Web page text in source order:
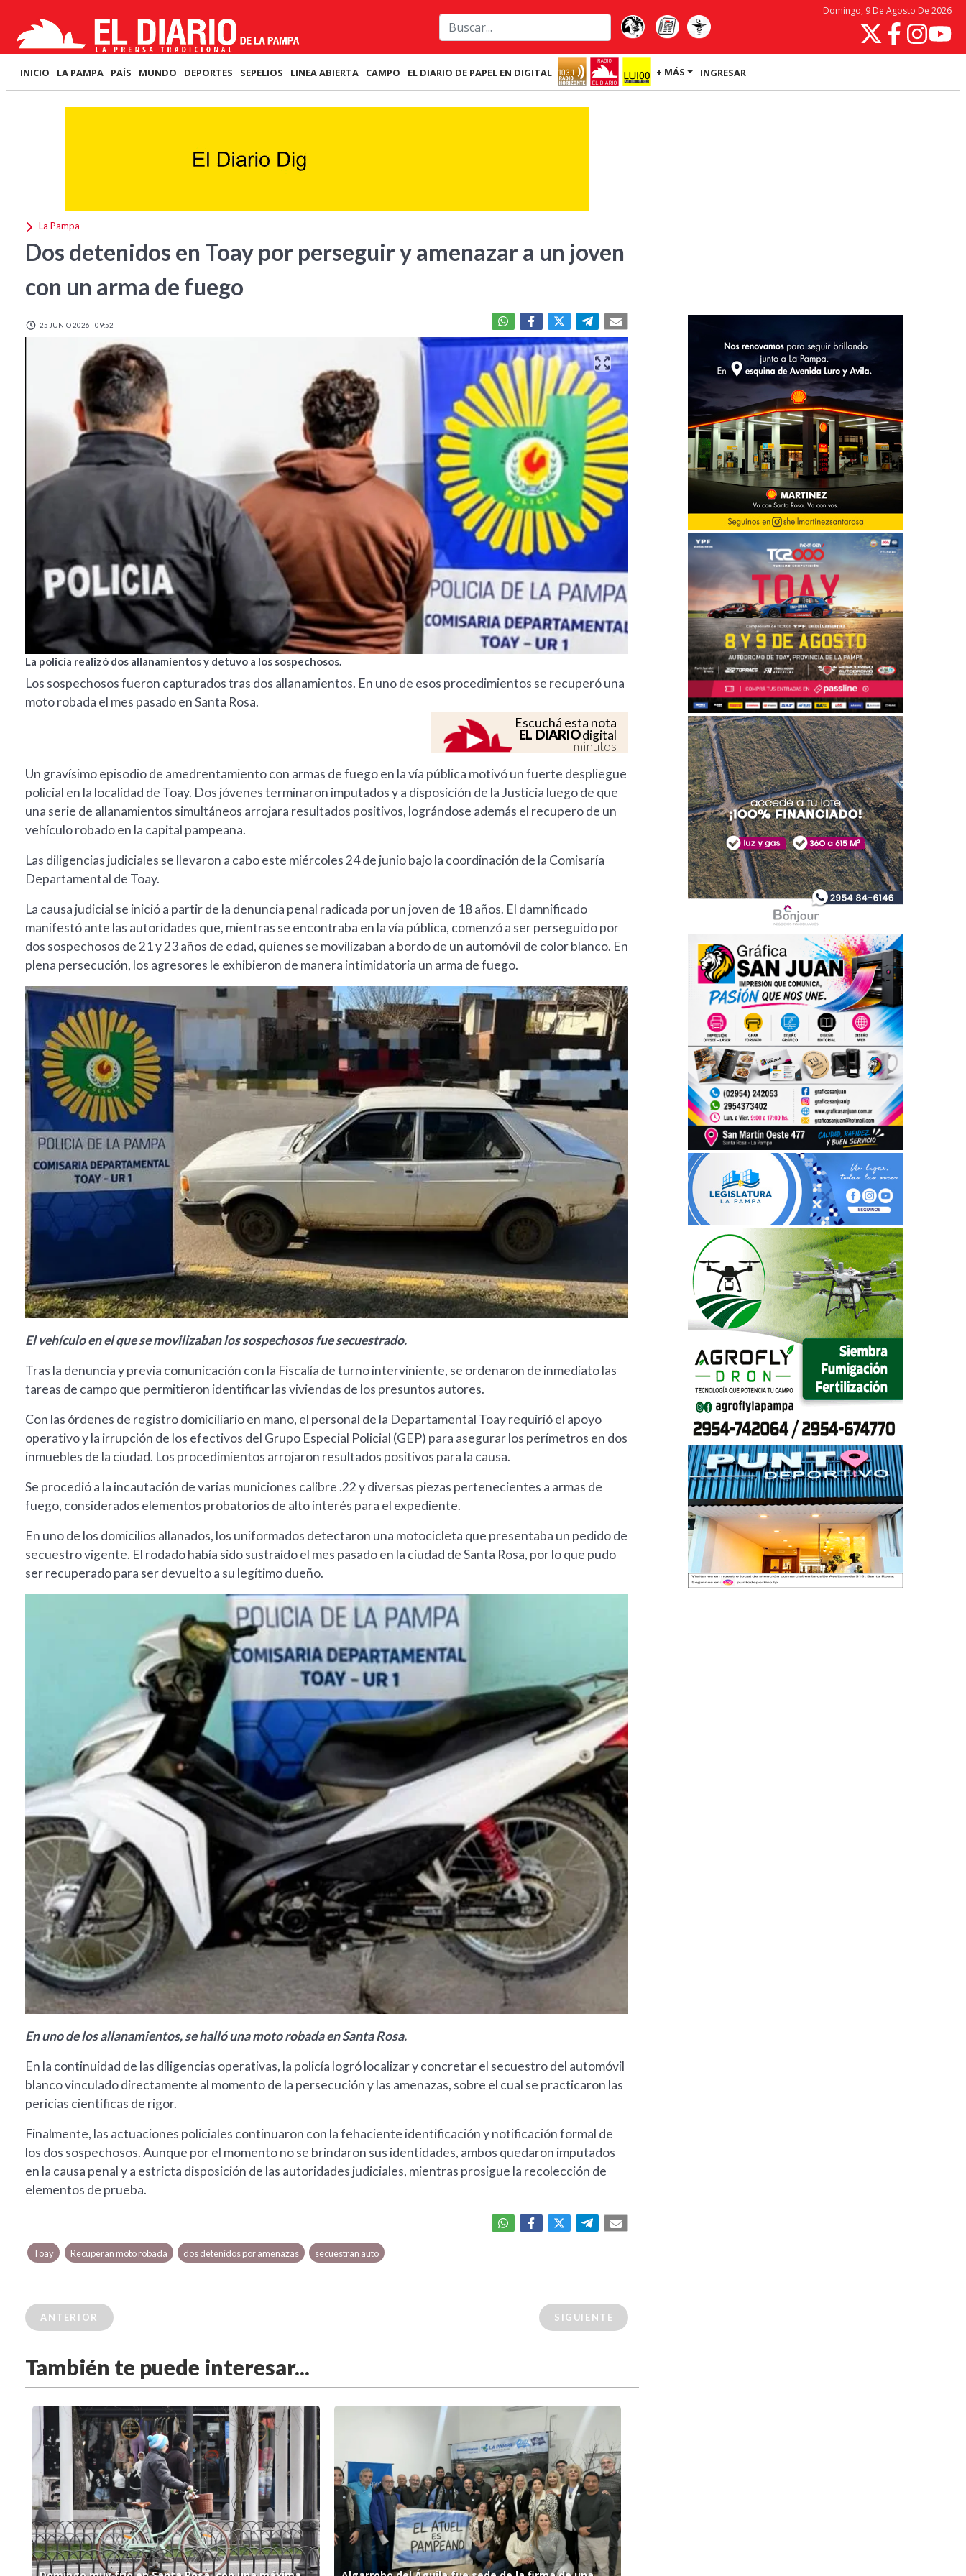
Domingo, 9 De Agosto De 2026
INICIO LA PAMPA PAÍS MUNDO DEPORTES SEPELIOS LINEA ABIERTA CAMPO EL DIARIO DE PAPEL EN DIGITAL + MÁS INGRESAR
La Pampa
Dos detenidos en Toay por perseguir y amenazar a un joven
con un arma de fuego
25 JUNIO 2026 - 09:52
La policía realizó dos allanamientos y detuvo a los sospechosos.
Los sospechosos fueron capturados tras dos allanamientos. En uno de esos procedimientos se recuperó una
moto robada el mes pasado en Santa Rosa.
Escuchá esta nota
EL DIARIOdigital
minutos
Un gravísimo episodio de amedrentamiento con armas de fuego en la vía pública motivó un fuerte despliegue
policial en la localidad de Toay. Dos jóvenes terminaron imputados y a disposición de la Justicia luego de que
una serie de allanamientos simultáneos arrojara resultados positivos, lográndose además el recupero de un
vehículo robado en la capital pampeana.
Las diligencias judiciales se llevaron a cabo este miércoles 24 de junio bajo la coordinación de la Comisaría
Departamental de Toay.
La causa judicial se inició a partir de la denuncia penal radicada por un joven de 18 años. El damnificado
manifestó ante las autoridades que, mientras se encontraba en la vía pública, comenzó a ser perseguido por
dos sospechosos de 21 y 23 años de edad, quienes se movilizaban a bordo de un automóvil de color blanco. En
plena persecución, los agresores le exhibieron de manera intimidatoria un arma de fuego.
El vehículo en el que se movilizaban los sospechosos fue secuestrado.
Tras la denuncia y previa comunicación con la Fiscalía de turno interviniente, se ordenaron de inmediato las
tareas de campo que permitieron identificar las viviendas de los presuntos autores.
Con las órdenes de registro domiciliario en mano, el personal de la Departamental Toay requirió el apoyo
operativo y la irrupción de los efectivos del Grupo Especial Policial (GEP) para asegurar los perímetros en dos
inmuebles de la ciudad. Los procedimientos arrojaron resultados positivos para la causa.
Se procedió a la incautación de varias municiones calibre .22 y diversas piezas pertenecientes a armas de
fuego, considerados elementos probatorios de alto interés para el expediente.
En uno de los domicilios allanados, los uniformados detectaron una motocicleta que presentaba un pedido de
secuestro vigente. El rodado había sido sustraído el mes pasado en la ciudad de Santa Rosa, por lo que pudo
ser recuperado para ser devuelto a su legítimo dueño.
En uno de los allanamientos, se halló una moto robada en Santa Rosa.
En la continuidad de las diligencias operativas, la policía logró localizar y concretar el secuestro del automóvil
blanco vinculado directamente al momento de la persecución y las amenazas, sobre el cual se practicaron las
pericias científicas de rigor.
Finalmente, las actuaciones policiales continuaron con la fehaciente identificación y notificación formal de
los dos sospechosos. Aunque por el momento no se brindaron sus identidades, ambos quedaron imputados
en la causa penal y a estricta disposición de las autoridades judiciales, mientras prosigue la recolección de
elementos de prueba.
Toay Recuperan moto robada dos detenidos por amenazas secuestran auto
ANTERIOR SIGUIENTE
También te puede interesar...